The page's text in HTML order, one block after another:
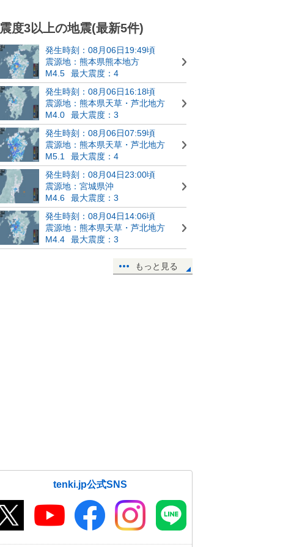
震度3以上の地震(最新5件)
発生時刻：08月06日19:49頃
震源地：熊本県熊本地方
M4.5
最大震度：4
発生時刻：08月06日16:18頃
震源地：熊本県天草・芦北地方
M4.0
最大震度：3
発生時刻：08月06日07:59頃
震源地：熊本県天草・芦北地方
M5.1
最大震度：4
発生時刻：08月04日23:00頃
震源地：宮城県沖
M4.6
最大震度：3
発生時刻：08月04日14:06頃
震源地：熊本県天草・芦北地方
M4.4
最大震度：3
もっと見る
tenki.jp公式SNS